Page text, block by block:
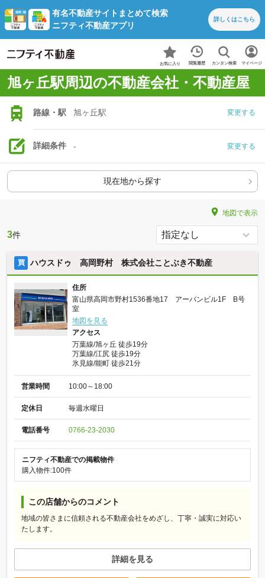
有名不動産サイトまとめて検索
ニフティ不動産アプリ
詳しくはこちら
お気に入り 閲覧履歴 カンタン検索 マイページ
旭ヶ丘駅周辺の不動産会社・不動産屋
路線・駅 旭ヶ丘駅 変更する
詳細条件 - 変更する
現在地から探す
地図で表示
3件
買 ハウスドゥ 高岡野村 株式会社ことぶき不動産
住所
富山県高岡市野村1536番地17 アーバンビル1F B号
室
地図を見る
アクセス
万葉線/旭ヶ丘 徒歩19分
万葉線/江尻 徒歩19分
氷見線/能町 徒歩21分
営業時間 10:00～18:00
定休日 毎週水曜日
電話番号 0766-23-2030
ニフティ不動産での掲載物件
購入物件:100件
この店舗からのコメント
地域の皆さまに信頼される不動産会社をめざし、丁寧・誠実に対応い
たします。
詳細を見る